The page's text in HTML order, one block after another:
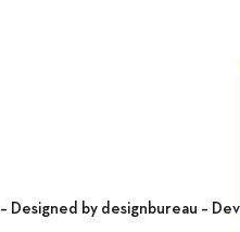
– Designed by designbureau –